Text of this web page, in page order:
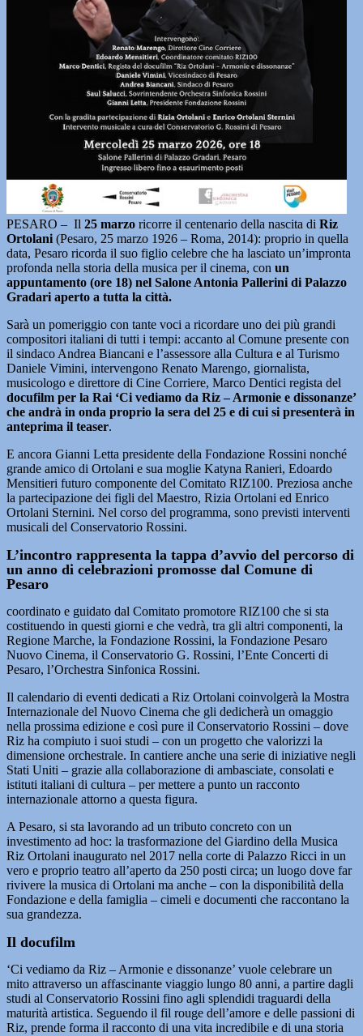
PESARO – Il 25 marzo ricorre il centenario della nascita di Riz
Ortolani (Pesaro, 25 marzo 1926 – Roma, 2014): proprio in quella
data, Pesaro ricorda il suo figlio celebre che ha lasciato un’impronta
profonda nella storia della musica per il cinema, con un
appuntamento (ore 18) nel Salone Antonia Pallerini di Palazzo
Gradari aperto a tutta la città.
Sarà un pomeriggio con tante voci a ricordare uno dei più grandi
compositori italiani di tutti i tempi: accanto al Comune presente con
il sindaco Andrea Biancani e l’assessore alla Cultura e al Turismo
Daniele Vimini, intervengono Renato Marengo, giornalista,
musicologo e direttore di Cine Corriere, Marco Dentici regista del
docufilm per la Rai ‘Ci vediamo da Riz – Armonie e dissonanze’
che andrà in onda proprio la sera del 25 e di cui si presenterà in
anteprima il teaser.
E ancora Gianni Letta presidente della Fondazione Rossini nonché
grande amico di Ortolani e sua moglie Katyna Ranieri, Edoardo
Mensitieri futuro componente del Comitato RIZ100. Preziosa anche
la partecipazione dei figli del Maestro, Rizia Ortolani ed Enrico
Ortolani Sternini. Nel corso del programma, sono previsti interventi
musicali del Conservatorio Rossini.
L’incontro rappresenta la tappa d’avvio del percorso di
un anno di celebrazioni promosse dal Comune di
Pesaro
coordinato e guidato dal Comitato promotore RIZ100 che si sta
costituendo in questi giorni e che vedrà, tra gli altri componenti, la
Regione Marche, la Fondazione Rossini, la Fondazione Pesaro
Nuovo Cinema, il Conservatorio G. Rossini, l’Ente Concerti di
Pesaro, l’Orchestra Sinfonica Rossini.
Il calendario di eventi dedicati a Riz Ortolani coinvolgerà la Mostra
Internazionale del Nuovo Cinema che gli dedicherà un omaggio
nella prossima edizione e così pure il Conservatorio Rossini – dove
Riz ha compiuto i suoi studi – con un progetto che valorizzi la
dimensione orchestrale. In cantiere anche una serie di iniziative negli
Stati Uniti – grazie alla collaborazione di ambasciate, consolati e
istituti italiani di cultura – per mettere a punto un racconto
internazionale attorno a questa figura.
A Pesaro, si sta lavorando ad un tributo concreto con un
investimento ad hoc: la trasformazione del Giardino della Musica
Riz Ortolani inaugurato nel 2017 nella corte di Palazzo Ricci in un
vero e proprio teatro all’aperto da 250 posti circa; un luogo dove far
rivivere la musica di Ortolani ma anche – con la disponibilità della
Fondazione e della famiglia – cimeli e documenti che raccontano la
sua grandezza.
Il docufilm
‘Ci vediamo da Riz – Armonie e dissonanze’ vuole celebrare un
mito attraverso un affascinante viaggio lungo 80 anni, a partire dagli
studi al Conservatorio Rossini fino agli splendidi traguardi della
maturità artistica. Seguendo il fil rouge dell’amore e delle passioni di
Riz, prende forma il racconto di una vita incredibile e di una storia